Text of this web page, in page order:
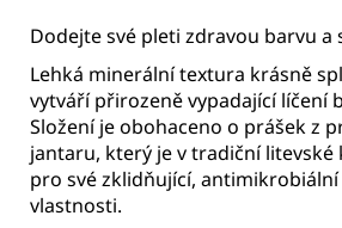
Dodejtesvé pleti zdravou barvu a
Lehká minerálnítextura krásně
vytvářípřirozeněvypadajícílíčení
Složeníjeobohaceno o prášekz
jantaru, který jevtradičnílitevské
pro svézklidňující, antimikrobiální
vlastnosti.